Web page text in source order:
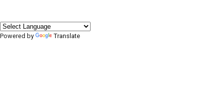
Powered by Translate